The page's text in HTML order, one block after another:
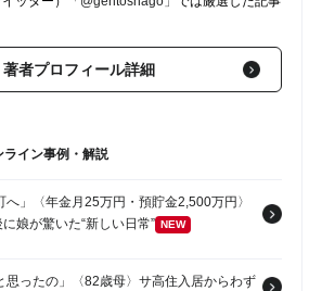
著者プロフィール詳細
ライン事例・解説
へ」〈年金月25万円・預貯金2,500万円〉
娘が驚いた“新しい日常” NEW
思ったの」〈82歳母〉サ高住入居からわず